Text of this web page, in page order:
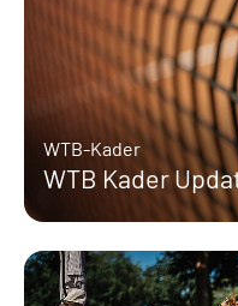
WTB-Kader
WTB Kader